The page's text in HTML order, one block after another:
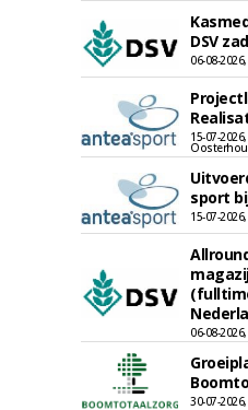
DSV
06-08-
15-07-
sport
15-07-
06-08-
30-07-